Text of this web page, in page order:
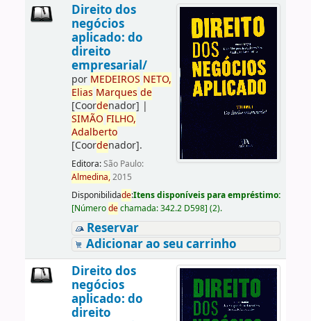
Direito dos
negócios
aplicado: do
direito
empresarial/
por MEDEIROS NETO,
Elias Marques de
[Coordenador] |
SIMÃO FILHO,
Adalberto
[Coordenador].
Editora:São Paulo:
Almedina,2015
Disponibilidade:Itens disponíveis para empréstimo:
[Númerodechamada:342.2 D598] (2).
Reservar
Adicionar ao seu carrinho
Direito dos
negócios
aplicado: do
direito